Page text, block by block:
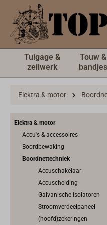
hoofdinhoud
Tuigage &
zeilwerk
Touw &
bandjes
Elektra & motor
Elektra & motor
Accu's & accessoires
Boordbewaking
Boordnettechniek
Accuschakelaar
Accuscheiding
Galvanische isolatoren
Stroomverdeelpaneel
(hoofd)zekeringen